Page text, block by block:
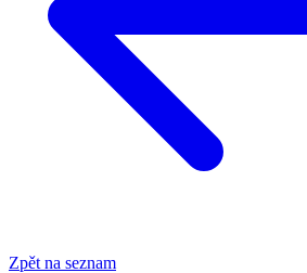
Zpět na seznam